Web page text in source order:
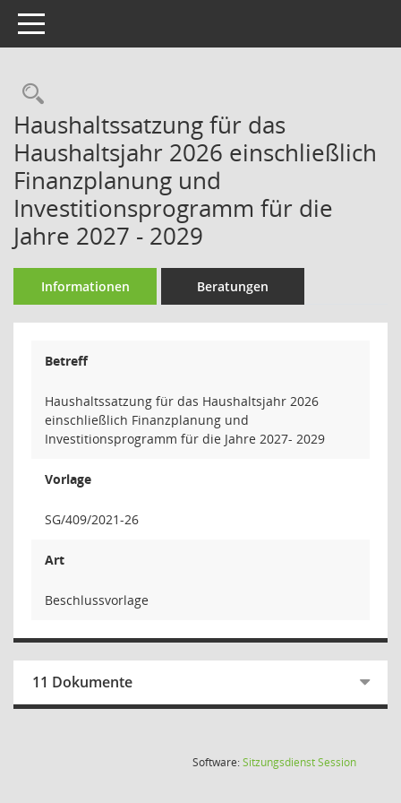
Toggle navigation
Rechercheauswahl
Haushaltssatzung für das
Haushaltsjahr 2026 einschließlich
Finanzplanung und
Investitionsprogramm für die
Jahre 2027 - 2029
Informationen Beratungen
Betreff
Haushaltssatzung für das Haushaltsjahr 2026
einschließlich Finanzplanung und
Investitionsprogramm für die Jahre 2027- 2029
Vorlage
SG/409/2021-26
Art
Beschlussvorlage
11 Dokumente
Software:SitzungsdienstSession(Wird in